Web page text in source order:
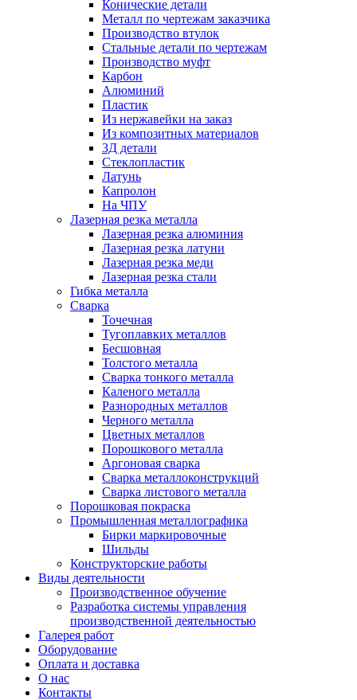
Конические детали
Металл по чертежам заказчика
Производство втулок
Стальные детали по чертежам
Производство муфт
Карбон
Алюминий
Пластик
Из нержавейки на заказ
Из композитных материалов
3Д детали
Стеклопластик
Латунь
Капролон
На ЧПУ
Лазерная резка металла
Лазерная резка алюминия
Лазерная резка латуни
Лазерная резка меди
Лазерная резка стали
Гибка металла
Сварка
Точечная
Тугоплавких металлов
Бесшовная
Толстого металла
Сварка тонкого металла
Каленого металла
Разнородных металлов
Черного металла
Цветных металлов
Порошкового металла
Аргоновая сварка
Сварка металлоконструкций
Сварка листового металла
Порошковая покраска
Промышленная металлографика
Бирки маркировочные
Шильды
Конструкторские работы
Виды деятельности
Производственное обучение
Разработка системы управления
производственной деятельностью
Галерея работ
Оборудование
Оплата и доставка
О нас
Контакты